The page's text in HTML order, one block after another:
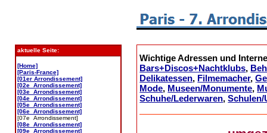
aktuelle Seite:
[Home]
[Paris-France]
[01er Arrondissement]
[02e Arrondissement]
[03e Arrondissement]
[04e Arrondissement]
[05e Arrondissement]
[06e Arrondissement]
[07e Arrondissement]
[08e Arrondissement]
[09e Arrondissement]
Wichtige Adressen und
Bars+Discos+Nachtklubs,
Delikatessen, Filmemacher,
Mode, Museen/Monumente,
Schuhe/Lederwaren,Schulen/